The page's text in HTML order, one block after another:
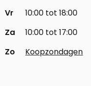
Vr
10:00 tot 18:00
Za
10:00 tot 17:00
Zo
Koopzondagen